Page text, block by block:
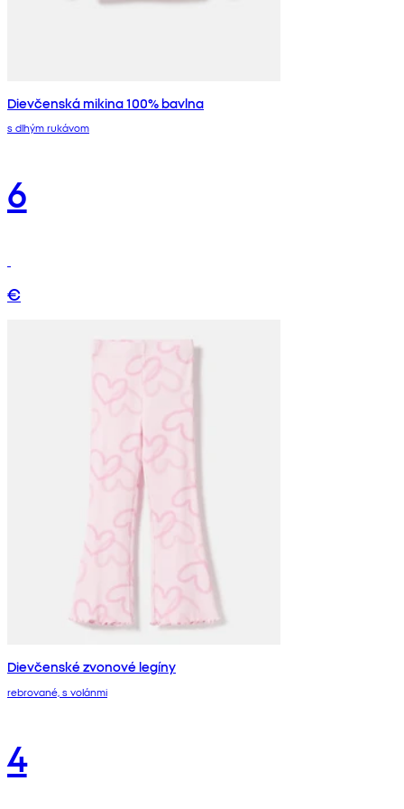
Dievčenská mikina 100% bavlna
s dlhým rukávom
6
€
Dievčenské zvonové legíny
rebrované, s volánmi
4